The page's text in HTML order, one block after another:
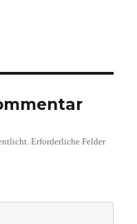
Erforderliche Felder